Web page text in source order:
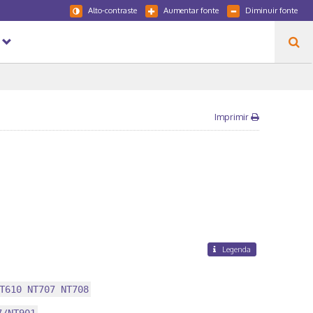
Diminuir fonte
Aumentar fonte
Alto-contraste
Imprimir
Legenda
NT707 NT708